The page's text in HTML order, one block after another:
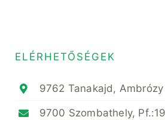
ELÉRHETŐSÉGEK
9762 Tanakajd,
9700 Szombathely,